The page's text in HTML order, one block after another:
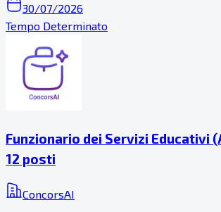
30/07/2026
Tempo Determinato
Funzionario dei Servizi Educativi
12 posti
ConcorsAI